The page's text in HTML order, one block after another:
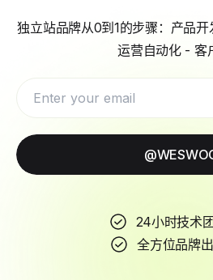
独立站品牌从0到1的步骤：产品
运营自动化 - 客
24小时技术
全方位品牌